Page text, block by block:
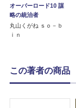
オーバーロード10 謀
略の統治者
丸山くがね ｓｏ－ｂ
ｉｎ
この著者の商品